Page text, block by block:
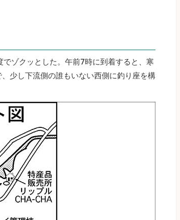
ゾクッとした。午前7時に到着すると、寒
少し下流側の誰もいない西側に釣り座を構